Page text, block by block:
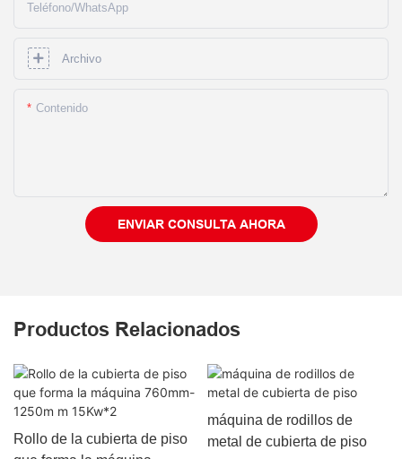
Teléfono/WhatsApp
Archivo
Contenido
ENVIAR CONSULTA AHORA
Productos Relacionados
Rollo de la cubierta de piso
máquina de rodillos de
metal de cubierta de piso